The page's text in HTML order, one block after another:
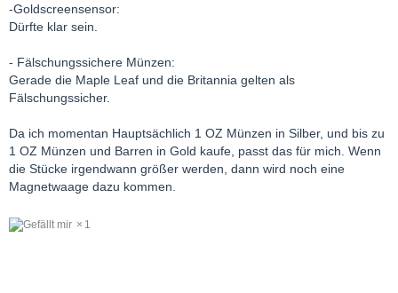
-Goldscreensensor:
Dürfte klar sein.
- Fälschungssichere Münzen:
Gerade die Maple Leaf und die Britannia gelten als
Fälschungssicher.
Da ich momentan Hauptsächlich 1 OZ Münzen in Silber, und bis zu
1 OZ Münzen und Barren in Gold kaufe, passt das für mich. Wenn
die Stücke irgendwann größer werden, dann wird noch eine
Magnetwaage dazu kommen.
1